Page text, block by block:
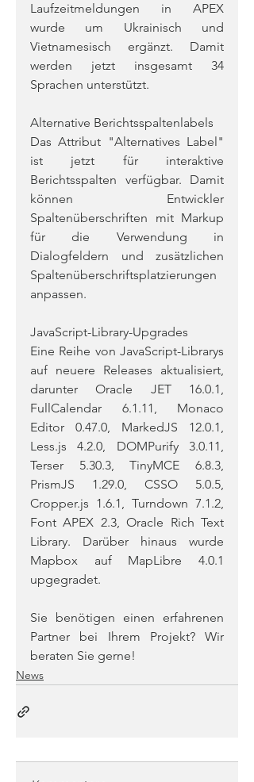
Laufzeitmeldungen in APEX
wurde um Ukrainisch und
Vietnamesisch ergänzt. Damit
werden jetzt insgesamt 34
Sprachen unterstützt.
Alternative Berichtsspaltenlabels
Das Attribut "Alternatives Label"
ist jetzt für interaktive
Berichtsspalten verfügbar. Damit
können Entwickler
Spaltenüberschriften mit Markup
für die Verwendung in
Dialogfeldern und zusätzlichen
Spaltenüberschriftsplatzierungen
anpassen.
JavaScript-Library-Upgrades
Eine Reihe von JavaScript-Librarys
auf neuere Releases aktualisiert,
darunter Oracle JET 16.0.1,
FullCalendar 6.1.11, Monaco
Editor 0.47.0, MarkedJS 12.0.1,
Less.js 4.2.0, DOMPurify 3.0.11,
Terser 5.30.3, TinyMCE 6.8.3,
PrismJS 1.29.0, CSSO 5.0.5,
Cropper.js 1.6.1, Turndown 7.1.2,
Font APEX 2.3, Oracle Rich Text
Library. Darüber hinaus wurde
Mapbox auf MapLibre 4.0.1
upgegradet.
Sie benötigen einen erfahrenen
Partner bei Ihrem Projekt? Wir
beraten Sie gerne!
News